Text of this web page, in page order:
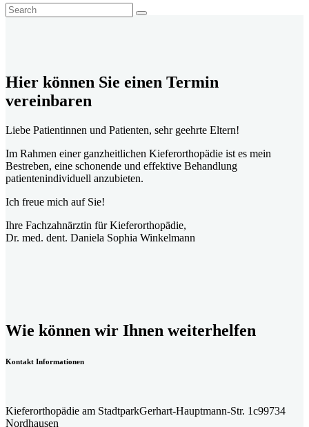
Hier können Sie einen Termin
vereinbaren
Liebe Patientinnen und Patienten, sehr geehrte Eltern!
Im Rahmen einer ganzheitlichen Kieferorthopädie ist es mein
Bestreben, eine schonende und effektive Behandlung
patientenindividuell anzubieten.
Ich freue mich auf Sie!
Ihre Fachzahnärztin für Kieferorthopädie,
Dr. med. dent. Daniela Sophia Winkelmann
Wie können wir Ihnen weiterhelfen
Kontakt Informationen
Kieferorthopädie am StadtparkGerhart-Hauptmann-Str. 1c99734
Nordhausen